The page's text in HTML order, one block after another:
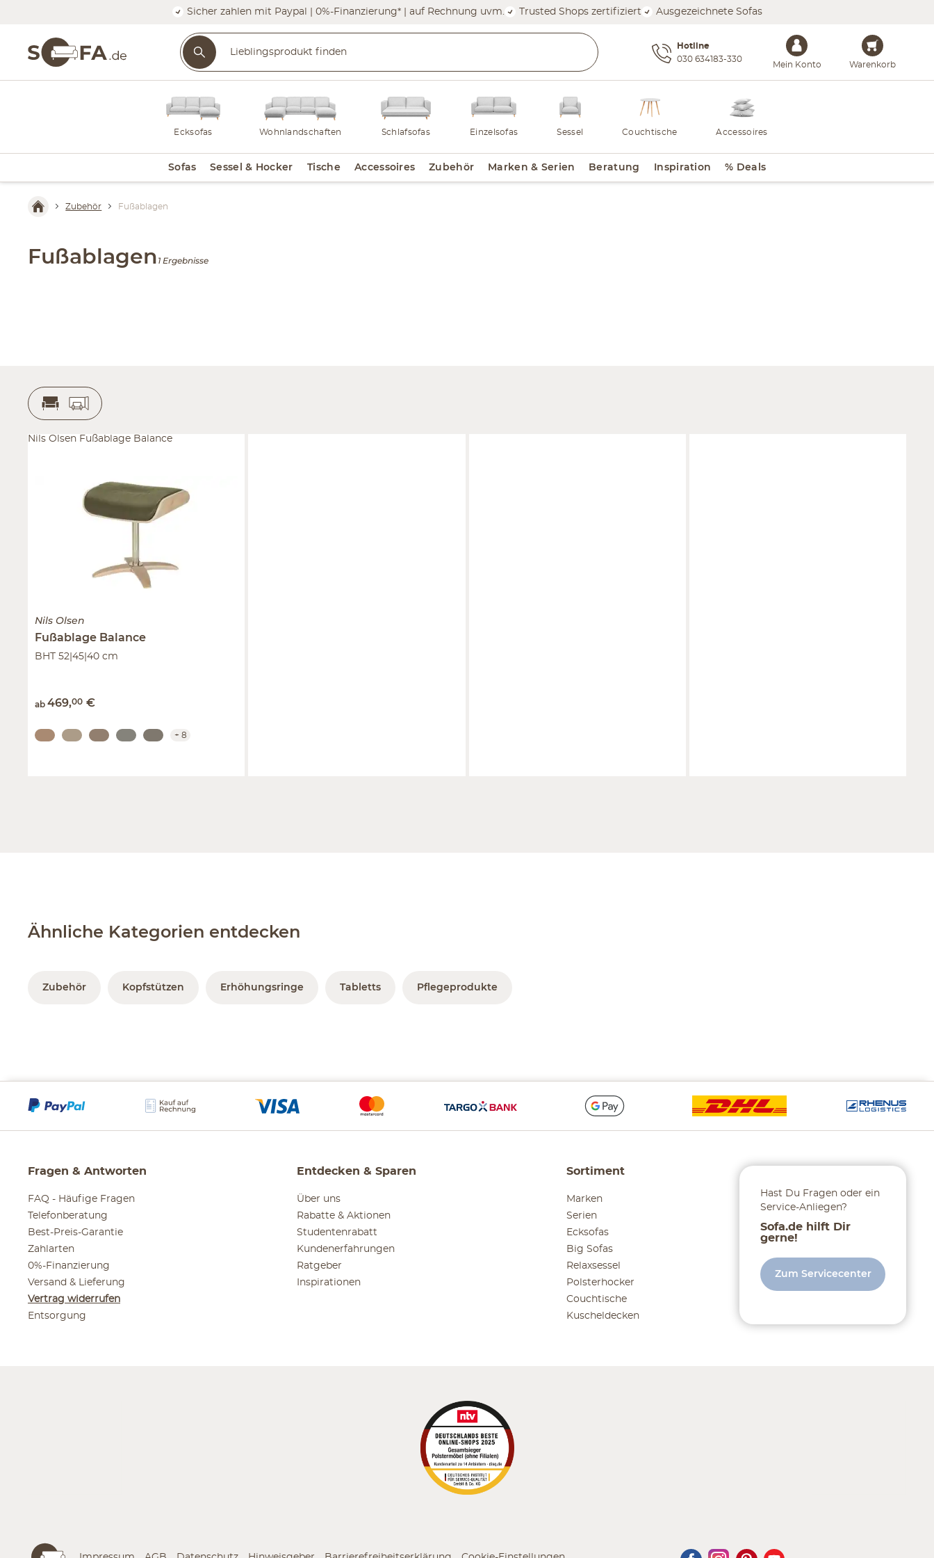
Sicher zahlen mit Paypal | 0%-Finanzierung* | auf Rechnung uvm. Trusted Shops zertifiziert Ausgezeichnete Sofas
Hotline
030 634183-330
Mein Konto Warenkorb
Ecksofas Wohnlandschaften Schlafsofas Einzelsofas Sessel Couchtische Accessoires
Sofas Sessel & Hocker Tische Accessoires Zubehör Marken & Serien Beratung Inspiration % Deals
Zubehör Fußablagen
Fußablagen 1 Ergebnisse
Nils Olsen
Fußablage Balance
BHT 52|45|40 cm
ab 469,00 €
Nils Olsen Fußablage Balance
+ 8
Ähnliche Kategorien entdecken
Zubehör Kopfstützen Erhöhungsringe Tabletts Pflegeprodukte
Fragen & Antworten
FAQ - Häufige Fragen
Telefonberatung
Best-Preis-Garantie
Zahlarten
0%-Finanzierung
Versand & Lieferung
Vertrag widerrufen
Entsorgung
Entdecken & Sparen
Über uns
Rabatte & Aktionen
Studentenrabatt
Kundenerfahrungen
Ratgeber
Inspirationen
Sortiment
Marken
Serien
Ecksofas
Big Sofas
Relaxsessel
Polsterhocker
Couchtische
Kuscheldecken
Hast Du Fragen oder ein
Service-Anliegen?
Sofa.de hilft Dir
gerne!
Zum Servicecenter